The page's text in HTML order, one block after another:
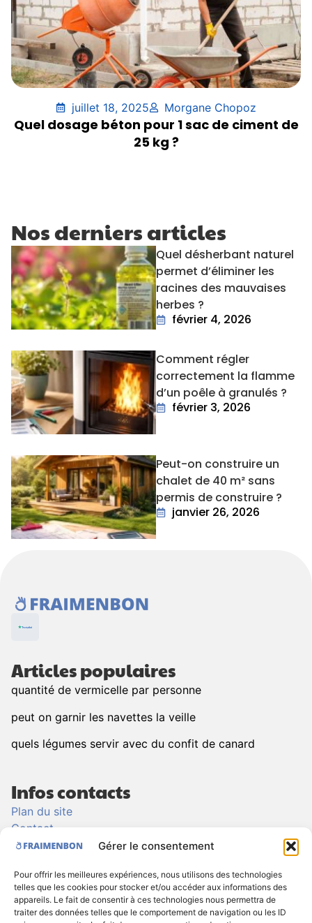
Gérer le consentement
Pour offrir les meilleures expériences, nous utilisons des technologies
telles que les cookies pour stocker et/ou accéder aux informations des
appareils. Le fait de consentir à ces technologies nous permettra de
traiter des données telles que le comportement de navigation ou les ID
juillet 18, 2025 Morgane Chopoz
Quel dosage béton pour 1 sac de ciment de
25 kg ?
Nos derniers articles
Quel désherbant naturel
permet d’éliminer les
racines des mauvaises
herbes ?
février 4, 2026
Comment régler
correctement la flamme
d’un poêle à granulés ?
février 3, 2026
Peut-on construire un
chalet de 40 m² sans
permis de construire ?
janvier 26, 2026
Articles populaires
quantité de vermicelle par personne
peut on garnir les navettes la veille
quels légumes servir avec du confit de canard
Infos contacts
Plan du site
Contact
Politique de Cookies
Mentions légales